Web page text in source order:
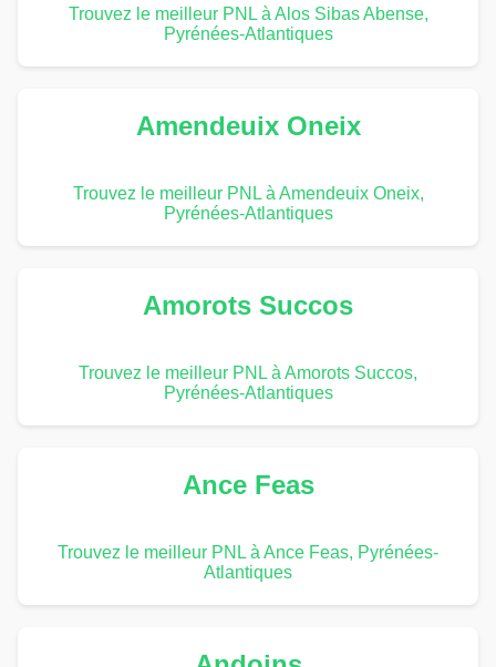
Trouvez le meilleur PNL à Alos Sibas Abense,
Pyrénées-Atlantiques
Amendeuix Oneix
Trouvez le meilleur PNL à Amendeuix Oneix,
Pyrénées-Atlantiques
Amorots Succos
Trouvez le meilleur PNL à Amorots Succos,
Pyrénées-Atlantiques
Ance Feas
Trouvez le meilleur PNL à Ance Feas, Pyrénées-
Atlantiques